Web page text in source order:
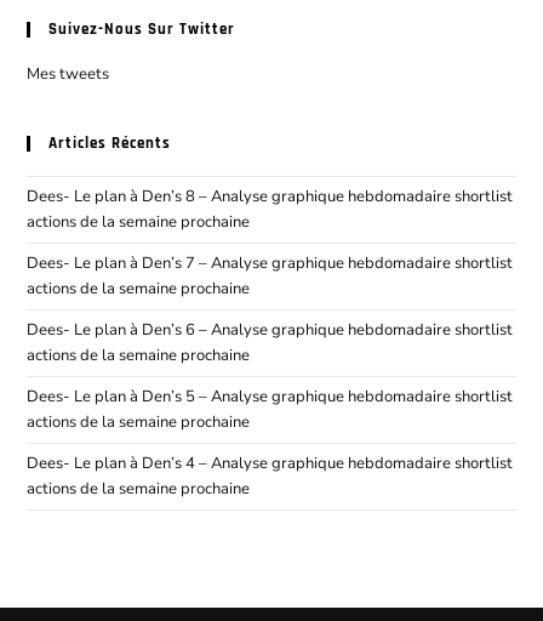
Suivez-Nous Sur Twitter
Mes tweets
Articles Récents
Dees- Le plan à Den’s 8 – Analyse graphique hebdomadaire shortlist
actions de la semaine prochaine
Dees- Le plan à Den’s 7 – Analyse graphique hebdomadaire shortlist
actions de la semaine prochaine
Dees- Le plan à Den’s 6 – Analyse graphique hebdomadaire shortlist
actions de la semaine prochaine
Dees- Le plan à Den’s 5 – Analyse graphique hebdomadaire shortlist
actions de la semaine prochaine
Dees- Le plan à Den’s 4 – Analyse graphique hebdomadaire shortlist
actions de la semaine prochaine